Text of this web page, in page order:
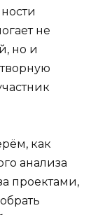
не
но и
как
анализа
проектами,